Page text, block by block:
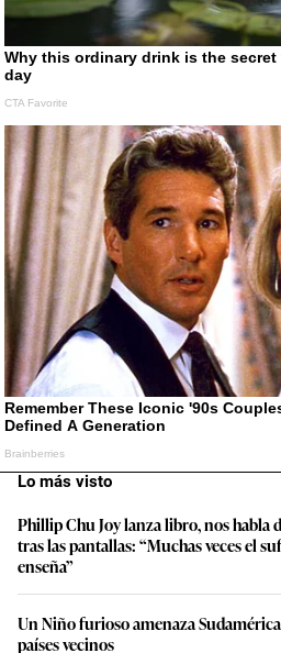
Lo más visto
Phillip Chu Joy lanza libro, nos habla
tras las pantallas: “Muchas veces el
enseña”
Un Niño furioso amenaza
países vecinos